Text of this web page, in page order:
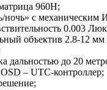
960H;
ночь» с механическим
0.003
объектив 2.8-12 мм
дальностью до 20
– UTC-контроллер;